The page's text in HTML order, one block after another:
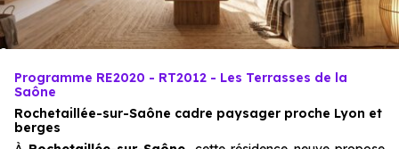
Programme RE2020 - RT2012 - Les Terrasses de la
Saône
Rochetaillée-sur-Saône cadre paysager proche Lyon et
berges